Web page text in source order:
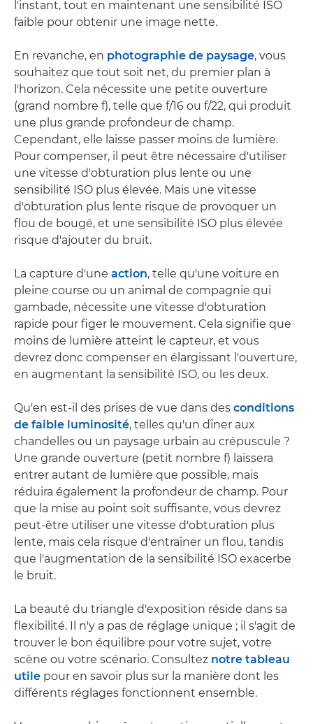
l'instant, tout en maintenant une sensibilité ISO
faible pour obtenir une image nette.
En revanche, en photographie de paysage, vous
souhaitez que tout soit net, du premier plan à
l'horizon. Cela nécessite une petite ouverture
(grand nombre f), telle que f/16 ou f/22, qui produit
une plus grande profondeur de champ.
Cependant, elle laisse passer moins de lumière.
Pour compenser, il peut être nécessaire d'utiliser
une vitesse d'obturation plus lente ou une
sensibilité ISO plus élevée. Mais une vitesse
d'obturation plus lente risque de provoquer un
flou de bougé, et une sensibilité ISO plus élevée
risque d'ajouter du bruit.
La capture d'une action, telle qu'une voiture en
pleine course ou un animal de compagnie qui
gambade, nécessite une vitesse d'obturation
rapide pour figer le mouvement. Cela signifie que
moins de lumière atteint le capteur, et vous
devrez donc compenser en élargissant l'ouverture,
en augmentant la sensibilité ISO, ou les deux.
Qu'en est-il des prises de vue dans des conditions
de faible luminosité, telles qu'un dîner aux
chandelles ou un paysage urbain au crépuscule ?
Une grande ouverture (petit nombre f) laissera
entrer autant de lumière que possible, mais
réduira également la profondeur de champ. Pour
que la mise au point soit suffisante, vous devrez
peut-être utiliser une vitesse d'obturation plus
lente, mais cela risque d'entraîner un flou, tandis
que l'augmentation de la sensibilité ISO exacerbe
le bruit.
La beauté du triangle d'exposition réside dans sa
flexibilité. Il n'y a pas de réglage unique ; il s'agit de
trouver le bon équilibre pour votre sujet, votre
scène ou votre scénario. Consultez notre tableau
utile pour en savoir plus sur la manière dont les
différents réglages fonctionnent ensemble.